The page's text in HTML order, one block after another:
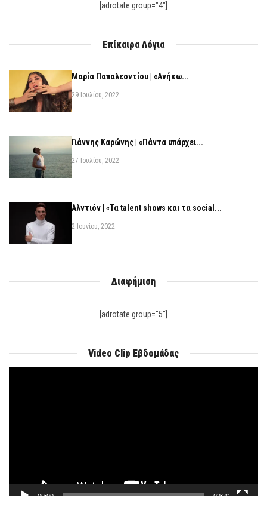
[adrotate group="4"]
Επίκαιρα Λόγια
Μαρία Παπαλεοντίου | «Ανήκω...
29 Ιουλίου, 2022
Γιάννης Καρώνης | «Πάντα υπάρχει...
27 Ιουλίου, 2022
Αλντιόν | «Τα talent shows και τα social...
2 Ιουνίου, 2022
Διαφήμιση
[adrotate group="5"]
Video Clip Εβδομάδας
00:00 02:36